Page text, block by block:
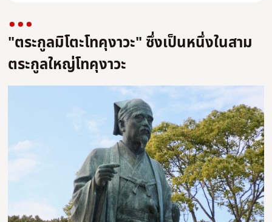
"ตระกูลมิโตะโทคุงาวะ" ซึ่งเป็นหนึ่งในสาม
ตระกูลใหญ่โทคุงาวะ